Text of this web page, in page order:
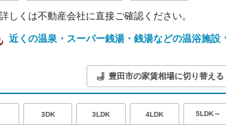
くは不動産会社に直接ご確認ください。
近くの温泉・スーパー銭湯・銭湯などの温浴施設
豊田市の家賃相場に切り替える
3DK 3LDK 4LDK 5LDK～